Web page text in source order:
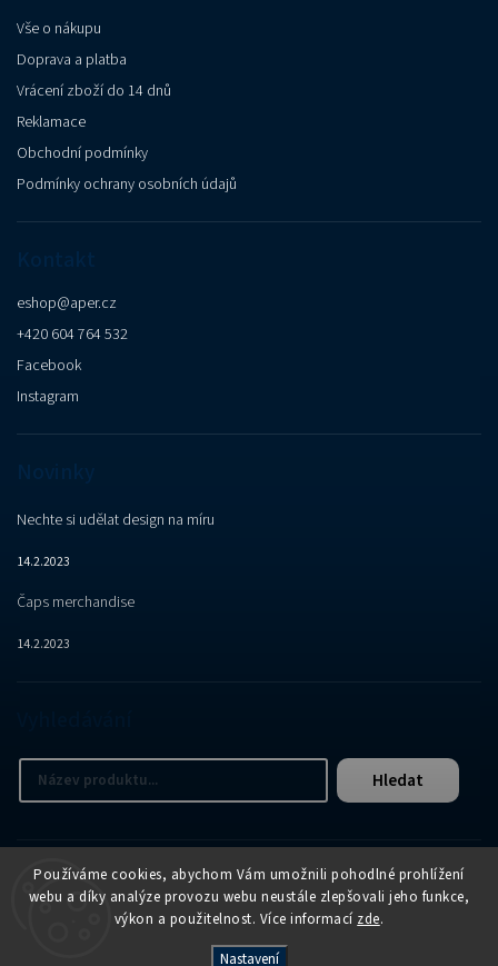
Používáme cookies, abychom Vám umožnili pohodlné prohlížení
webu a díky analýze provozu webu neustále zlepšovali jeho funkce,
výkon a použitelnost. Více informací zde.
Nastavení
Vše o nákupu
Doprava a platba
Vrácení zboží do 14 dnů
Reklamace
Obchodní podmínky
Podmínky ochrany osobních údajů
eshop@aper.cz
+420 604 764 532
Facebook
Instagram
Nechte si udělat design na míru
14.2.2023
Čaps merchandise
14.2.2023
Hledat
APER e-shop. Všechna práva vyhrazena.